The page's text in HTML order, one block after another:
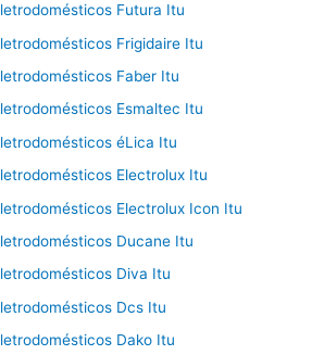
Futura Itu
Frigidaire Itu
Faber Itu
Esmaltec Itu
éLica Itu
Electrolux Itu
Electrolux Icon Itu
Ducane Itu
Diva Itu
Dcs Itu
Dako Itu